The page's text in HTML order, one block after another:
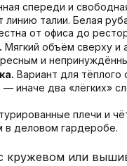
спереди и
линию талии. Белая
от офиса до
Мягкий объём сверху и
и
Вариант для тёплого
иначе два «лёгких»
плечи и
в деловом гардеробе.
кружевом или